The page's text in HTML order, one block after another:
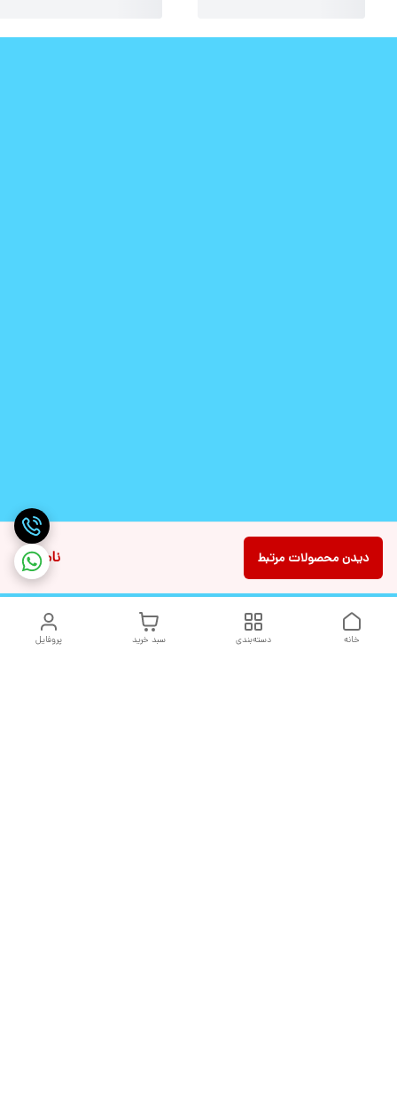
ناموجود دیدن محصولات مرتبط
پروفایل سبد خرید دسته‌بندی خانه